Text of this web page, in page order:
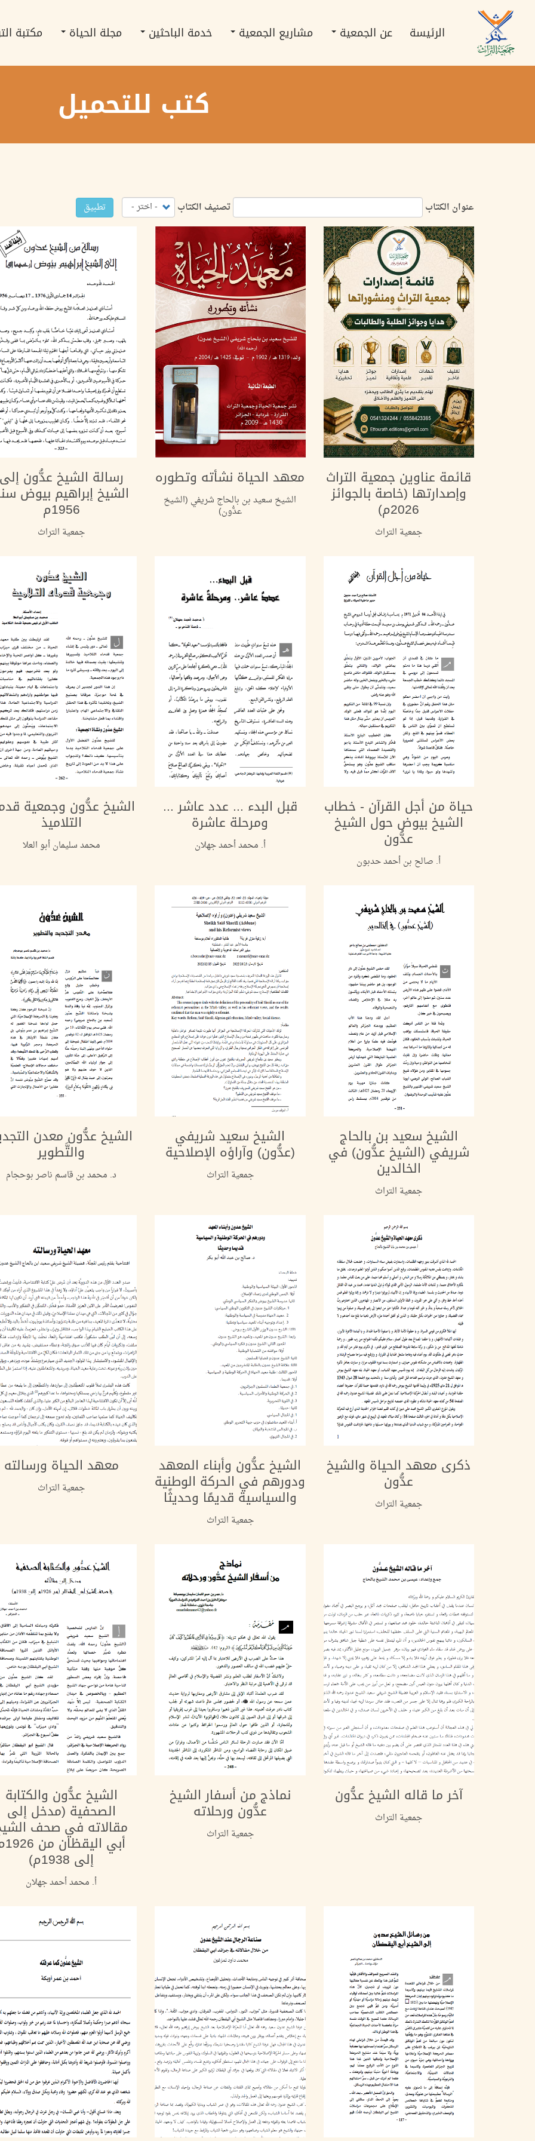
الرئيسي navigation
الرئيسة عن الجمعية مشاريع الجمعية خدمة الباحثين مجلة الحياة مكتبة
كتب للتحميل
عنوان الكتاب تصنيف الكتاب تطبيق
قائمة عناوين جمعية التراث
وإصدارتها (خاصة بالجوائز
2026م)
جمعية التراث
معهد الحياة نشأته وتطوره
الشيخ سعيد بن بالحاج شريفي (الشيخ
عدُّون)
رسالة الشيخ عدُّون
الشيخ إبراهيم بيوض
1956م
جمعية التراث
حياة من أجل القرآن - خطاب
الشيخ بيوض حول الشيخ
عدُّون
أ. صالح بن أحمد حدبون
قبل البدء ... عدد عاشر ...
ومرحلة عاشرة
أ. محمد أحمد جهلان
الشيخ عدُّون وجمعية
التلاميذ
محمد سليمان أبو العلا
الشيخ سعيد بن بالحاج
شريفي (الشيخ عدُّون) في
الخالدين
جمعية التراث
الشيخ سعيد شريفي
(عدُّون) وآراؤه الإصلاحية
جمعية التراث
الشيخ عدُّون معدن
والتَّطوير
د. محمد بن قاسم ناصر بوحجام
ذكرى معهد الحياة والشيخ
عدُّون
جمعية التراث
الشيخ عدُّون وأبناء المعهد
ودورهم في الحركة الوطنية
والسياسية قديمًا وحديثًا
جمعية التراث
معهد الحياة ورسالته
جمعية التراث
آخر ما قاله الشيخ عدُّون
جمعية التراث
نماذج من أسفار الشيخ
عدُّون ورحلاته
جمعية التراث
الشيخ عدُّون والكتابة
الصحفية (مدخل إلى
مقالاته في صحف
أبي
إلى 1938م)
أ. محمد أحمد جهلان